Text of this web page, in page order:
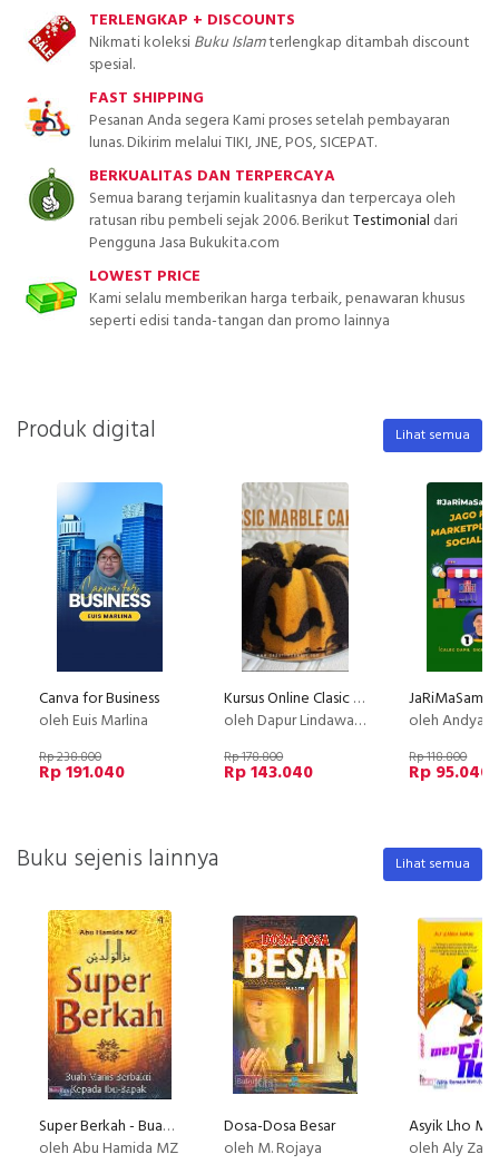
TERLENGKAP + DISCOUNTS
Nikmati koleksiBuku Islamterlengkap ditambah discount
spesial.
FAST SHIPPING
Pesanan Anda segera Kami proses setelah pembayaran
lunas. Dikirim melalui TIKI, JNE, POS, SICEPAT.
BERKUALITAS DAN TERPERCAYA
Semua barang terjamin kualitasnya dan terpercaya oleh
ratusan ribu pembeli sejak 2006. BerikutTestimonial dari
Pengguna Jasa Bukukita.com
LOWEST PRICE
Kami selalu memberikan harga terbaik, penawaran khusus
seperti edisi tanda-tangan dan promo lainnya
Produk digital Lihat semua
Canva for Business
oleh Euis Marlina
Rp 238.800
Rp 191.040
Kursus Online Clasic Marble Cake Dapur Lindawaty PU
oleh Dapur Lindawaty
Rp 178.800
Rp 143.040
oleh Andya
Rp 118.800
Rp 95.040
Buku sejenis lainnya Lihat semua
Super Berkah - Buah Manis Berbakti Kepada Ibu-Bapak
oleh Abu Hamida MZ
Dosa-Dosa Besar
oleh M. Rojaya
oleh Aly Zabidi